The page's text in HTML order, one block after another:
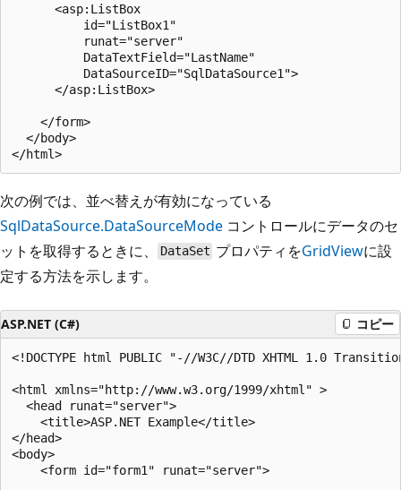
      <asp:ListBox
          id="ListBox1"
          runat="server"
          DataTextField="LastName"
          DataSourceID="SqlDataSource1">
      </asp:ListBox>
    </form>
  </body>
次の例では、並べ替えが有効になっている
SqlDataSource.DataSourceMode コントロールにデータのセ
ットを取得するときに、
DataSet プロパティをGridViewに設
定する方法を示します。
ASP.NET (C#) コピー
<!DOCTYPE html PUBLIC "-//W3C//DTD XHTML 1.0
<html xmlns="http://www.w3.org/1999/xhtml" >
  <head runat="server">
    <title>ASP.NET Example</title>
</head>
<body>
    <form id="form1" runat="server">